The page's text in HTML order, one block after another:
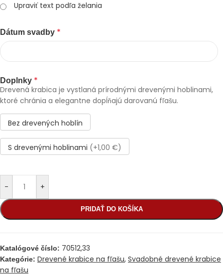
Upraviť text podľa želania
Dátum svadby *
Doplnky *
Drevená krabica je vystlaná prírodnými drevenými hoblinami,
ktoré chránia a elegantne dopĺňajú darovanú fľašu.
Bez drevených hoblín
S drevenými hoblinami (+1,00 €)
- +
PRIDAŤ DO KOŠÍKA
Katalógové číslo: 70512,33
Kategórie: Drevené krabice na fľašu, Svadobné drevené krabice
na fľašu